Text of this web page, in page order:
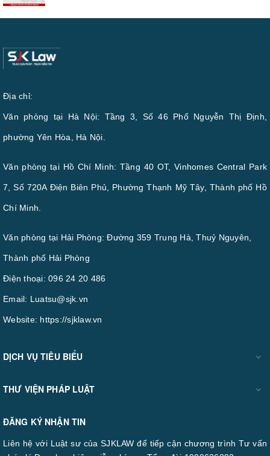
Địa chỉ:
Văn phòng tại Hà Nội: Tầng 3, Số 46 Phố Nguyễn Thị Định,
phường Yên Hòa, Hà Nội.
Văn phòng tại Hồ Chí Minh: Tầng 40 OT, Vinhomes Central Park
7, Số 720A Điện Biên Phủ, Phường Thạnh Mỹ Tây, Thành phố Hồ
Chí Minh.
Văn phòng tại Hải Phòng: Đường 359 Trung Hà, Thuỷ Nguyên,
Thành phố Hải Phòng
Điện thoại: 096 24 20 486
Email: Luatsu@sjk.vn
Website: https://sjklaw.vn
DỊCH VỤ TIÊU BIỂU
THƯ VIỆN PHÁP LUẬT
ĐĂNG KÝ NHẬN TIN
Liên hệ với Luật sư của SJKLAW để tiếp cận chương trình Tư vấn